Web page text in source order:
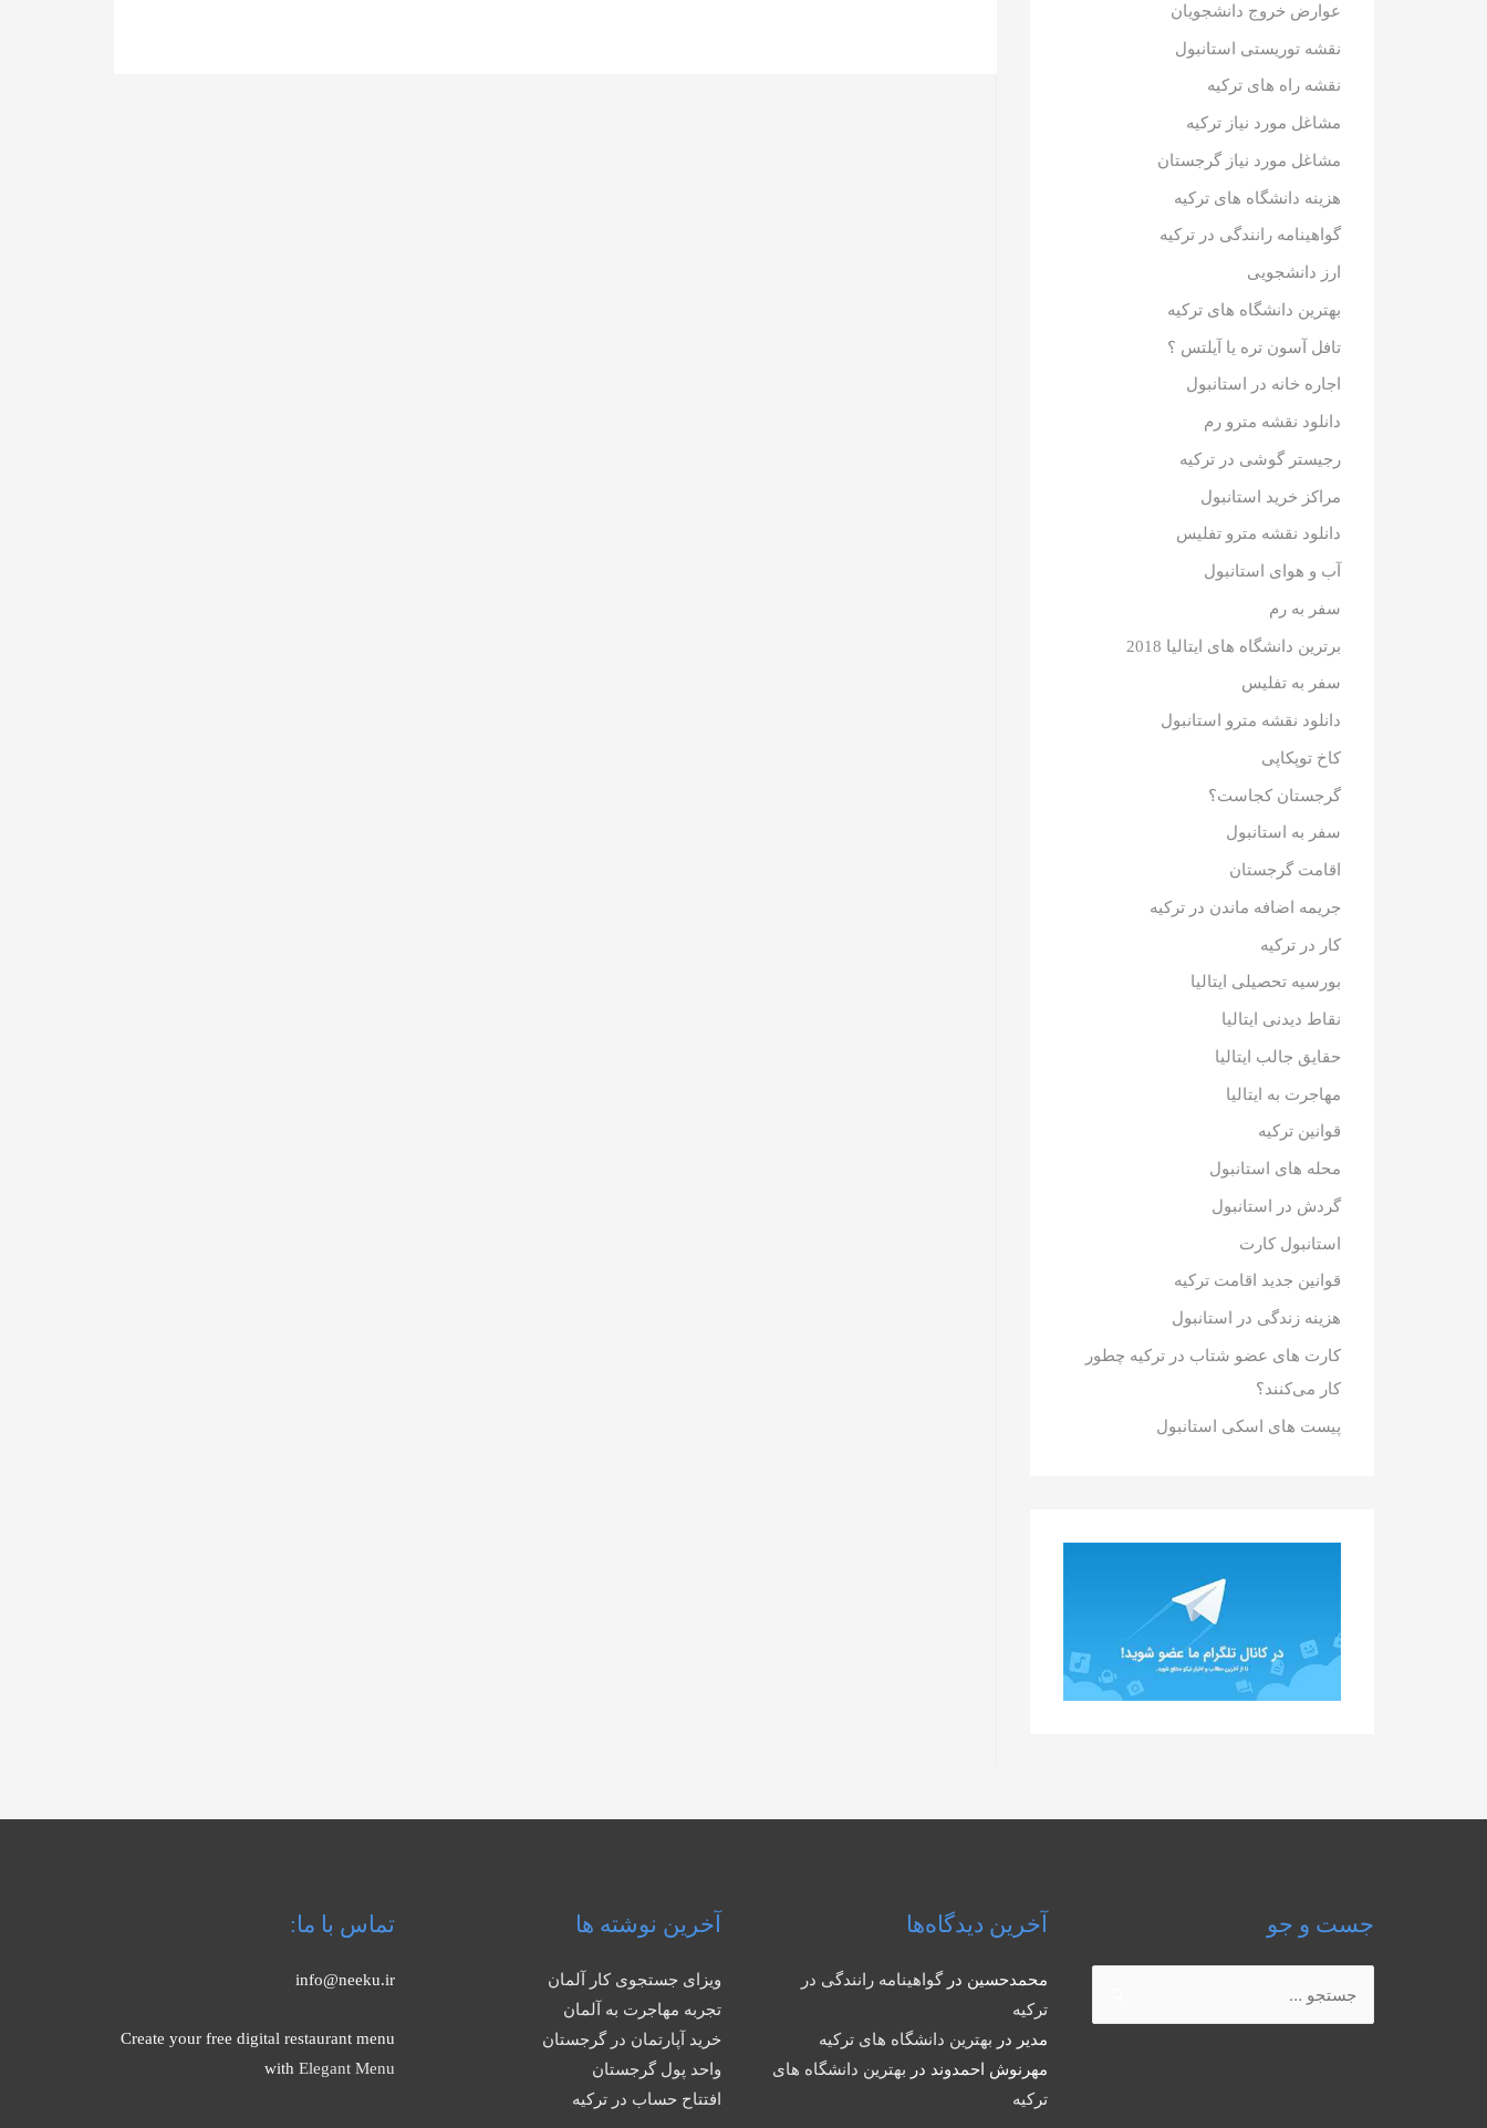
عوارض خروج دانشجویان
نقشه توریستی استانبول
نقشه راه های ترکیه
مشاغل مورد نیاز ترکیه
مشاغل مورد نیاز گرجستان
هزینه دانشگاه های ترکیه
گواهینامه رانندگی در ترکیه
ارز دانشجویی
بهترین دانشگاه های ترکیه
تافل آسون تره یا آیلتس ؟
اجاره خانه در استانبول
دانلود نقشه مترو رم
رجیستر گوشی در ترکیه
مراکز خرید استانبول
دانلود نقشه مترو تفلیس
آب و هوای استانبول
سفر به رم
برترین دانشگاه های ایتالیا 2018
سفر به تفلیس
دانلود نقشه مترو استانبول
کاخ توپکاپی
گرجستان کجاست؟
سفر به استانبول
اقامت گرجستان
جریمه اضافه ماندن در ترکیه
کار در ترکیه
بورسیه تحصیلی ایتالیا
نقاط دیدنی ایتالیا
حقایق جالب ایتالیا
مهاجرت به ایتالیا
قوانین ترکیه
محله های استانبول
گردش در استانبول
استانبول کارت
قوانین جدید اقامت ترکیه
هزینه زندگی در استانبول
کارت های عضو شتاب در ترکیه چطور
کار می‌کنند؟
پیست های اسکی استانبول
جست و جو
برای:
آخرین دیدگاه‌ها
محمدحسین درگواهینامه رانندگی در
ترکیه
مدیر در بهترین دانشگاه های ترکیه
مهرنوش احمدوند در بهترین دانشگاه های
ترکیه
آخرین نوشته ها
ویزای جستجوی کار آلمان
تجربه مهاجرت به آلمان
خرید آپارتمان در گرجستان
واحد پول گرجستان
افتتاح حساب در ترکیه
تماس با ما:
info@neeku.ir
Create your free digital restaurant menu
with Elegant Menu